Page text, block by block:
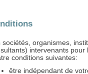
sociétés, organismes,
intervenants
conditions suivantes:
être indépendant de